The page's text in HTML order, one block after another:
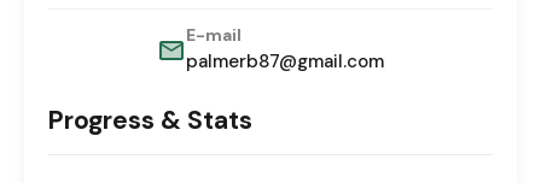
E-mail
palmerb87@gmail.com
Progress & Stats